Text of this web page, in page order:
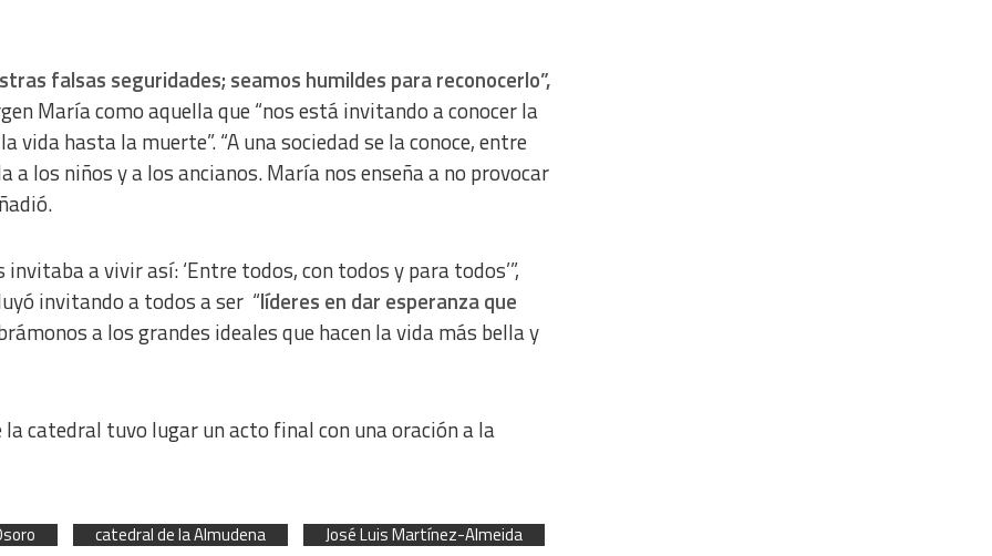
falsas seguridades; seamos humildes para reconocerlo”,
María como aquella que “nos está invitando a conocer la
vida hasta la muerte”. “A una sociedad se la conoce, entre
a los niños y a los ancianos. María nos enseña a no provocar
a vivir así: ‘Entre todos, con todos y para todos’”,
invitando a todos a ser “líderes en dar esperanza que
a los grandes ideales que hacen la vida más bella y
catedral tuvo lugar un acto final con una oración a la
catedral de la Almudena
José Luis Martínez-Almeida